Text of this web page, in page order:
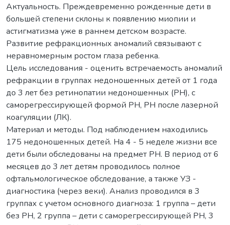
Актуальность. Преждевременно рожденные дети в
большей степени склоны к появлению миопии и
астигматизма уже в раннем детском возрасте.
Развитие рефракционных аномалий связывают с
неравномерным ростом глаза ребенка.
Цель исследования - оценить встречаемость аномалий
рефракции в группах недоношенных детей от 1 года
до 3 лет без ретинопатии недоношенных (РН), с
саморегрессирующей формой РН, РН после лазерной
коагуляции (ЛК).
Материал и методы. Под наблюдением находились
175 недоношенных детей. На 4 - 5 неделе жизни все
дети были обследованы на предмет РН. В период от 6
месяцев до 3 лет детям проводилось полное
офтальмологическое обследование, а также УЗ -
диагностика (через веки). Анализ проводился в 3
группах с учетом основного диагноза: 1 группа – дети
без РН, 2 группа – дети с саморегрессирующей РН, 3